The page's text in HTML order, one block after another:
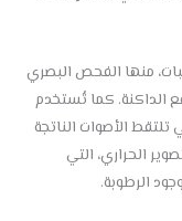
منها الفحص البصري
الداكنة. كما تُستخدم
الأصوات الناتجة
الحراري، التي
الرطوبة.